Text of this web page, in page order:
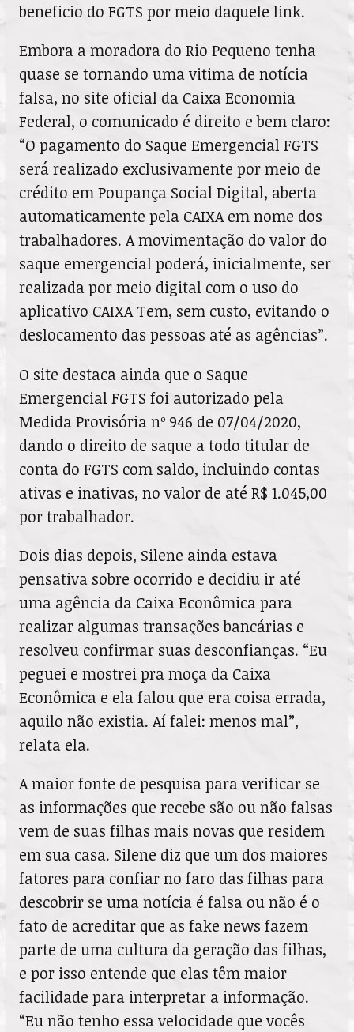
beneficio do FGTS por meio daquele link.
Embora a moradora do Rio Pequeno tenha
quase se tornando uma vitima de notícia
falsa, no site oficial da Caixa Economia
Federal, o comunicado é direito e bem claro:
“O pagamento do Saque Emergencial FGTS
será realizado exclusivamente por meio de
crédito em Poupança Social Digital, aberta
automaticamente pela CAIXA em nome dos
trabalhadores. A movimentação do valor do
saque emergencial poderá, inicialmente, ser
realizada por meio digital com o uso do
aplicativo CAIXA Tem, sem custo, evitando o
deslocamento das pessoas até as agências”.
O site destaca ainda que o Saque
Emergencial FGTS foi autorizado pela
Medida Provisória nº 946 de 07/04/2020,
dando o direito de saque a todo titular de
conta do FGTS com saldo, incluindo contas
ativas e inativas, no valor de até R$ 1.045,00
por trabalhador.
Dois dias depois, Silene ainda estava
pensativa sobre ocorrido e decidiu ir até
uma agência da Caixa Econômica para
realizar algumas transações bancárias e
resolveu confirmar suas desconfianças. “Eu
peguei e mostrei pra moça da Caixa
Econômica e ela falou que era coisa errada,
aquilo não existia. Aí falei: menos mal”,
relata ela.
A maior fonte de pesquisa para verificar se
as informações que recebe são ou não falsas
vem de suas filhas mais novas que residem
em sua casa. Silene diz que um dos maiores
fatores para confiar no faro das filhas para
descobrir se uma notícia é falsa ou não é o
fato de acreditar que as fake news fazem
parte de uma cultura da geração das filhas,
e por isso entende que elas têm maior
facilidade para interpretar a informação.
“Eu não tenho essa velocidade que vocês